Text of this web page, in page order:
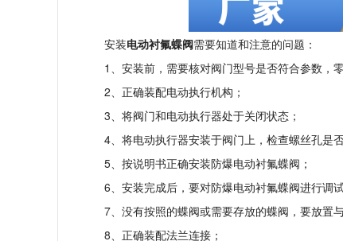
安装电动衬氟蝶阀需要知道和注意的问题：
1、安装前，需要核对阀门型号是否符合参数，
2、正确装配电动执行机构；
3、将阀门和电动执行器处于关闭状态；
4、将电动执行器安装于阀门上，检查螺丝孔是
5、按说明书正确安装防爆电动衬氟蝶阀；
6、安装完成后，要对防爆电动衬氟蝶阀进行调试
7、没有按照的蝶阀或需要存放的蝶阀，要放置与
8、正确装配法兰连接；